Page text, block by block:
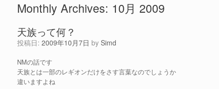
Monthly Archives: 10月 2009
天族って何？
投稿日: 2009年10月7日 by Simd
NMの話です
天族とは一部のレギオンだけをさす言葉なのでしょうか
違いますよね